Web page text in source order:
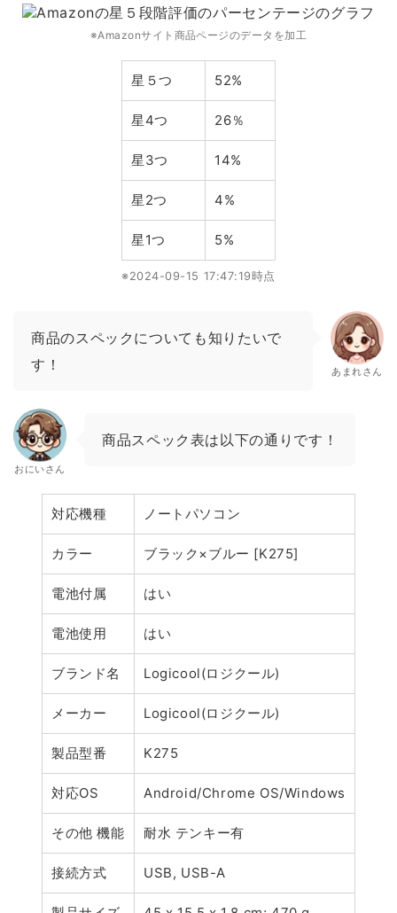
※Amazonサイト商品ページのデータを加工
星５つ 52%
星4つ 26％
星3つ 14%
星2つ 4%
星1つ 5%
※2024-09-15 17:47:19時点
商品のスペックについても知りたいで
す！
あまれさん
おにいさん
商品スペック表は以下の通りです！
対応機種 ノートパソコン
カラー ブラック×ブルー [K275]
電池付属 はい
電池使用 はい
ブランド名 Logicool(ロジクール)
メーカー Logicool(ロジクール)
製品型番 K275
対応OS Android/Chrome OS/Windows
その他 機能 耐水 テンキー有
接続方式 USB, USB-A